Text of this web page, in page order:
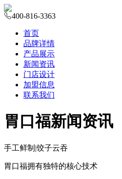
400-816-3363
首页
品牌详情
产品展示
新闻资讯
门店设计
加盟信息
联系我们
胃口福新闻资讯
手工鲜制 |饺子云吞
胃口福拥有独特的核心技术